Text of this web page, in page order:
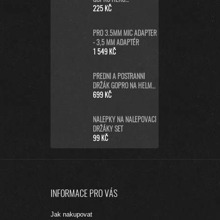
9/10/11/12/13 BLACK
225 KČ
PRO 3.5MM MIC ADAPTER
- 3,5 MM ADAPTÉR
1 549 KČ
PŘEDNÍ A POSTRANNÍ
DRŽÁK GOPRO NA HELMU
(HELMET FRONT AND SIDE
699 KČ
NÁLEPKY NA NALEPOVACÍ
DRŽÁKY SET
99 KČ
INFORMACE PRO VÁS
Jak nakupovat